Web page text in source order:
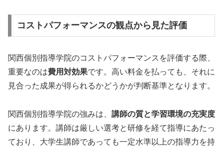
コストパフォーマンスの観点から見た評価
関西個別指導学院のコストパフォーマンスを評価する際、
重要なのは費用対効果です。高い料金を払っても、それに
見合った成果が得られるかどうかが判断基準となります。
関西個別指導学院の強みは、 講師の質と学習環境の充実度
にあります。講師は厳しい選考と研修を経て指導にあたっ
ており、大学生講師であっても一定水準以上の指導力を持